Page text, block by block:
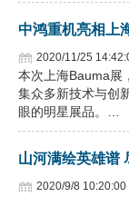
中鸿重机亮相上
2020/11/25
本次上海Bauma展
集众多新技术与创
眼的明星展品。…
山河满绘英雄谱
2020/9/8 10:20:00